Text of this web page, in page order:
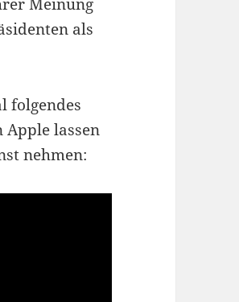
als
folgendes
Apple lassen
nehmen: